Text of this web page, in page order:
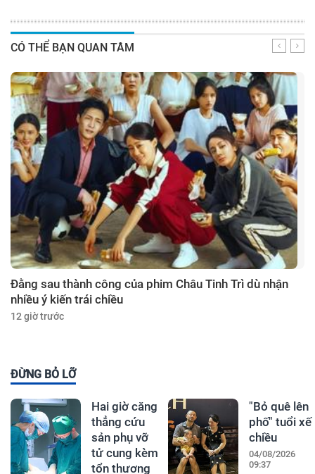
CÓ THỂ BẠN QUAN TÂM
Đằng sau thành công của phim Châu Tinh Trì dù nhận
nhiều ý kiến trái chiều
12 giờ trước
ĐỪNG BỎ LỠ
Hai giờ căng
thẳng cứu
sản phụ vỡ
tử cung kèm
tổn thương
"Bỏ quê lên
phố" tuổi xế
chiều
04/08/2026
09:37